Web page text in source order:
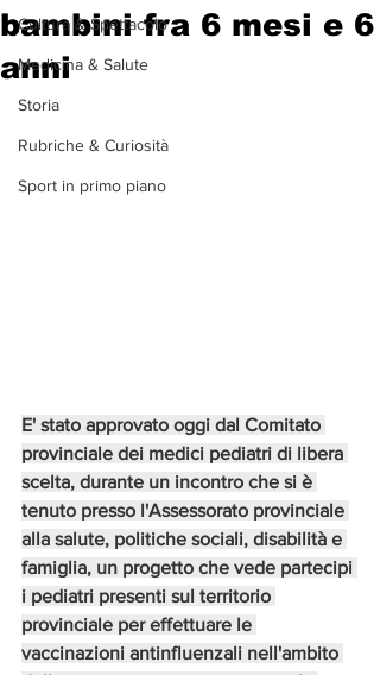
Cultura & Spettacolo
Medicina & Salute
Storia
Rubriche & Curiosità
Sport in primo piano
bambini fra 6 mesi e 6
anni
E' stato approvato oggi dal Comitato
provinciale dei medici pediatri di libera
scelta, durante un incontro che si è
tenuto presso l'Assessorato provinciale
alla salute, politiche sociali, disabilità e
famiglia, un progetto che vede partecipi
i pediatri presenti sul territorio
provinciale per effettuare le
vaccinazioni antinfluenzali nell'ambito